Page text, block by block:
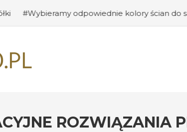
odpowiednie kolory ścian do salonu
ROZWIĄZANIA